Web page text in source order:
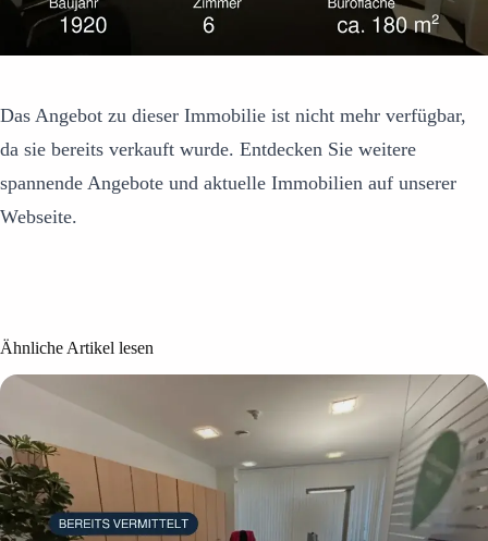
Das Angebot zu dieser Immobilie ist nicht mehr verfügbar,
da sie bereits verkauft wurde. Entdecken Sie weitere
spannende Angebote und aktuelle Immobilien auf unserer
Webseite.
Ähnliche Artikel lesen